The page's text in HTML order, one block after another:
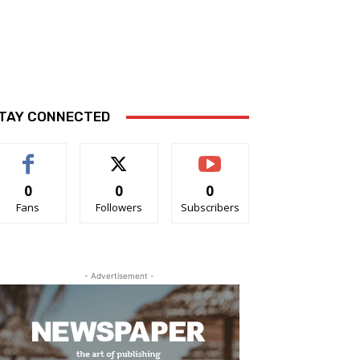
CONNECTED
0
Fans
0
Followers
0
Subscribers
- Advertisement -